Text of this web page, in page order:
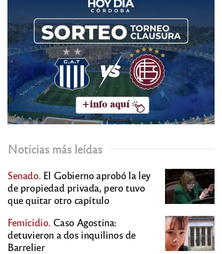
Noticias más leídas
Senado. El Gobierno aprobó la ley
de propiedad privada, pero tuvo
que quitar otro capítulo
Femicidio. Caso Agostina:
detuvieron a dos inquilinos de
Barrelier